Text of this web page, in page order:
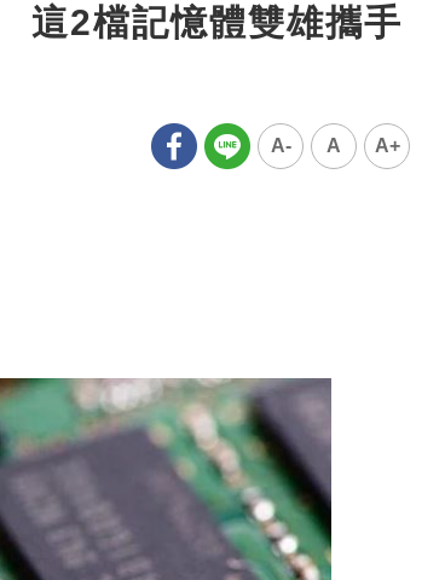
這2檔記憶體雙雄攜手
A- A A+